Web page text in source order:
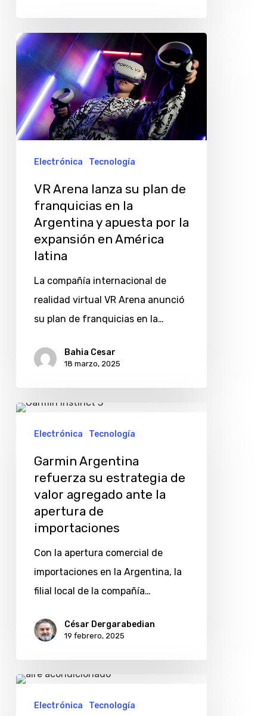
VR
Arena
lanza
su
plan
de
franquicias
Argentina
apuesta
América
latina
Electrónica Tecnología
VR Arena lanza su plan de
franquicias en la
Argentina y apuesta por la
expansión en América
latina
La compañía internacional de
realidad virtual VR Arena anunció
su plan de franquicias en la…
Bahia Cesar
18 marzo, 2025
Garmin
Argentina
estrategia
valor
importaciones
Electrónica Tecnología
Garmin Argentina
refuerza su estrategia de
valor agregado ante la
apertura de
importaciones
Con la apertura comercial de
importaciones en la Argentina, la
filial local de la compañía…
César Dergarabedian
19 febrero, 2025
Uso
correcto
Electrónica Tecnología